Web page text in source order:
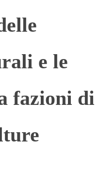
e le
fazioni di